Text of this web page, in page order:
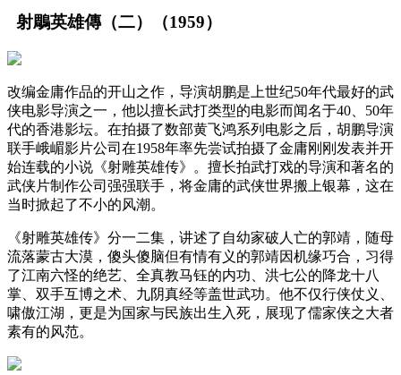
射鵰英雄傳（二）（1959）
改编金庸作品的开山之作，导演胡鹏是上世纪50年代最好的武
侠电影导演之一，他以擅长武打类型的电影而闻名于40、50年
代的香港影坛。在拍摄了数部黄飞鸿系列电影之后，胡鹏导演
联手峨嵋影片公司在1958年率先尝试拍摄了金庸刚刚发表并开
始连载的小说《射雕英雄传》。擅长拍武打戏的导演和著名的
武侠片制作公司强强联手，将金庸的武侠世界搬上银幕，这在
当时掀起了不小的风潮。
《射雕英雄传》分一二集，讲述了自幼家破人亡的郭靖，随母
流落蒙古大漠，傻头傻脑但有情有义的郭靖因机缘巧合，习得
了江南六怪的绝艺、全真教马钰的内功、洪七公的降龙十八
掌、双手互博之术、九阴真经等盖世武功。他不仅行侠仗义、
啸傲江湖，更是为国家与民族出生入死，展现了儒家侠之大者
素有的风范。